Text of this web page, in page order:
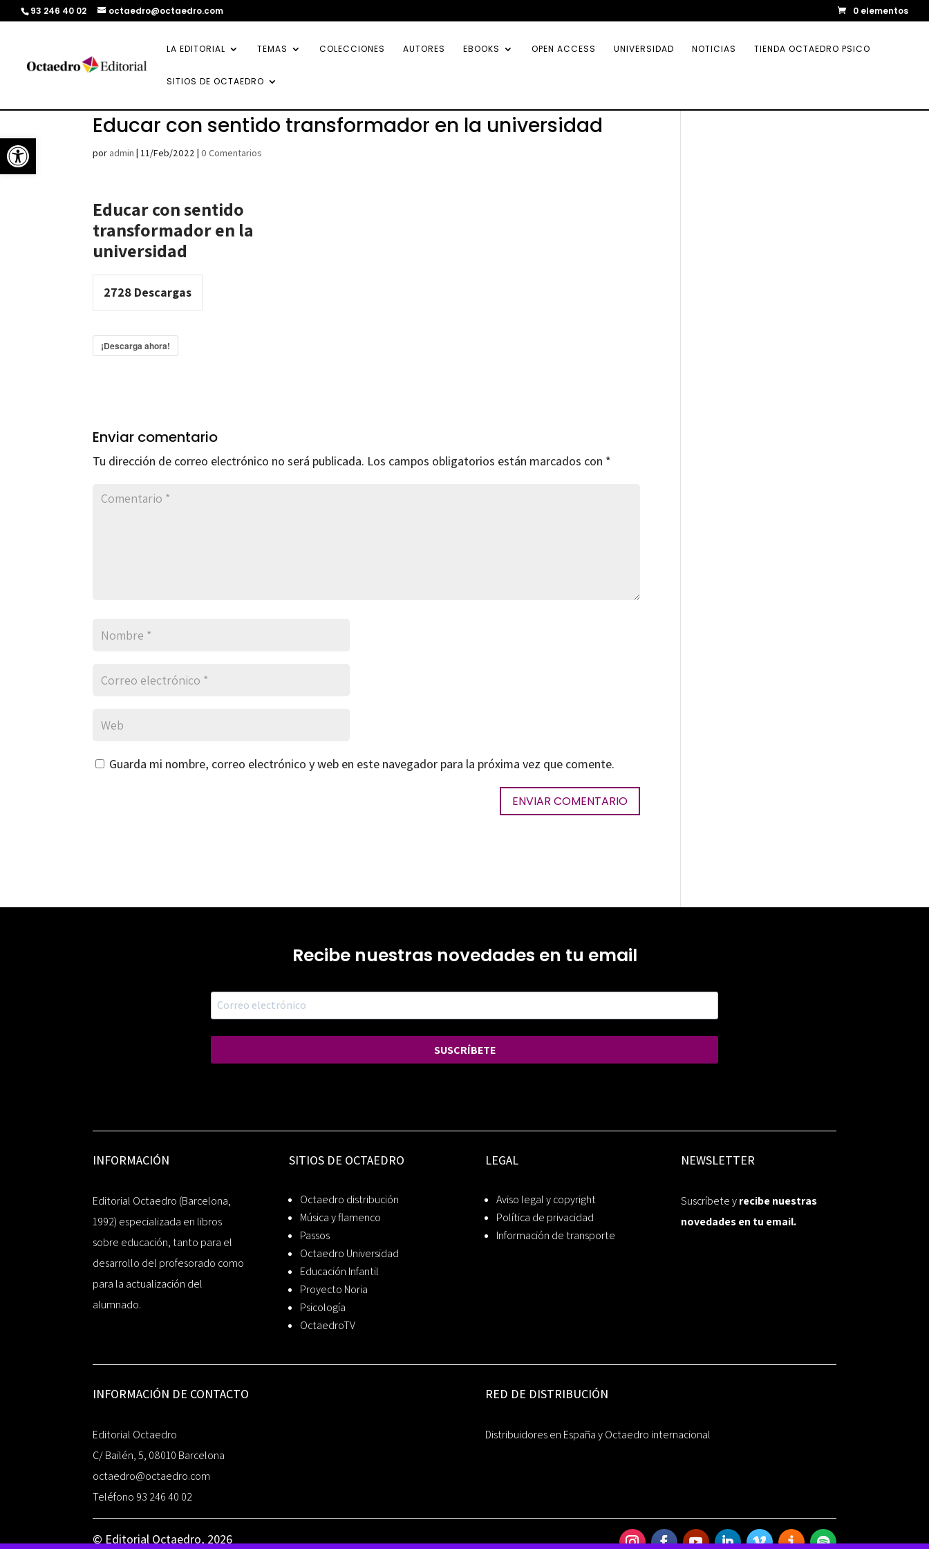
Abrir barra de herramientas
93 246 40 02 octaedro@octaedro.com 0 elementos
LA EDITORIAL TEMAS COLECCIONES AUTORES EBOOKS OPEN ACCESS UNIVERSIDAD NOTICIAS TIENDA OCTAEDRO PSICO
SITIOS DE OCTAEDRO
Educar con sentido transformador en la universidad
por admin | 11/Feb/2022 |0 Comentarios
Educar con sentido
transformador en la
universidad
2728 Descargas
¡Descarga ahora!
Enviar comentario
Tu dirección de correo electrónico no será publicada. Los campos obligatorios están marcados con *
Guarda mi nombre, correo electrónico y web en este navegador para la próxima vez que comente.
Recibe nuestras novedades en tu email
SUSCRÍBETE
INFORMACIÓN
Editorial Octaedro (Barcelona,
1992) especializada en libros
sobre educación, tanto para el
desarrollo del profesorado como
para la actualización del
alumnado.
SITIOS DE OCTAEDRO
Octaedro distribución
Música y flamenco
Passos
Octaedro Universidad
Educación Infantil
Proyecto Noria
Psicología
OctaedroTV
LEGAL
Aviso legal y copyright
Política de privacidad
Información de transporte
NEWSLETTER
Suscríbete yrecibe nuestras
novedades en tu email.
INFORMACIÓN DE CONTACTO
Editorial Octaedro
C/ Bailén, 5, 08010 Barcelona
octaedro@octaedro.com
Teléfono 93 246 40 02
RED DE DISTRIBUCIÓN
Distribuidores en España y Octaedro internacional
© Editorial Octaedro, 2026